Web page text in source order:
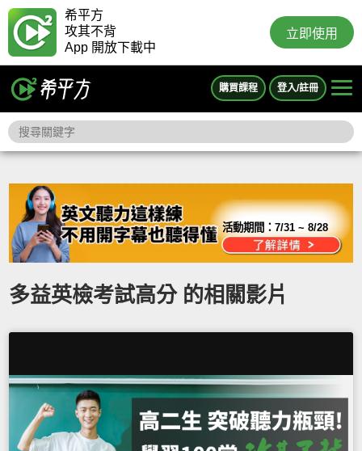
希平方
攻其不背
App 開放下載中
立即使用
購買課程 登入/註冊
活動期間：7/31 ~ 8/28
多益英檢考試高分 的相關影片